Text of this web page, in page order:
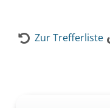
Zur Trefferliste